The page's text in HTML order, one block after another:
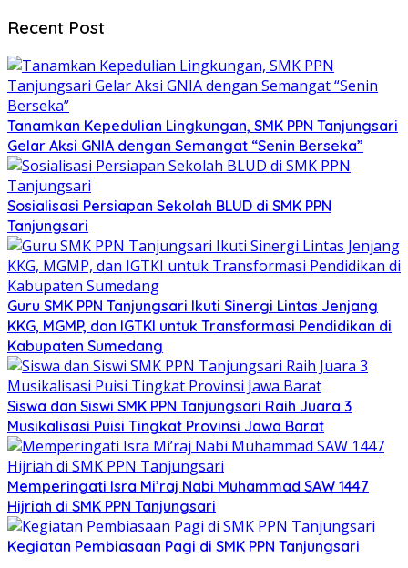
Recent Post
Tanamkan Kepedulian Lingkungan, SMK PPN Tanjungsari
Gelar Aksi GNIA dengan Semangat “Senin Berseka”
Sosialisasi Persiapan Sekolah BLUD di SMK PPN
Tanjungsari
Guru SMK PPN Tanjungsari Ikuti Sinergi Lintas Jenjang
KKG, MGMP, dan IGTKI untuk Transformasi Pendidikan di
Kabupaten Sumedang
Siswa dan Siswi SMK PPN Tanjungsari Raih Juara 3
Musikalisasi Puisi Tingkat Provinsi Jawa Barat
Memperingati Isra Mi’raj Nabi Muhammad SAW 1447
Hijriah di SMK PPN Tanjungsari
Kegiatan Pembiasaan Pagi di SMK PPN Tanjungsari